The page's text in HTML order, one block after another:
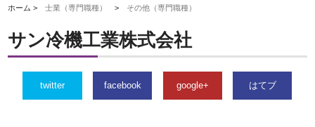
ホーム >士業（専門職種） > その他（専門職種）
サン冷機工業株式会社
twitter facebook google+ はてブ